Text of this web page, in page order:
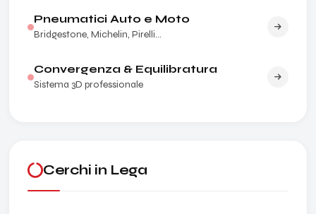
Pneumatici Auto e Moto
Bridgestone, Michelin, Pirelli...
Convergenza & Equilibratura
Sistema 3D professionale
Cerchi in Lega